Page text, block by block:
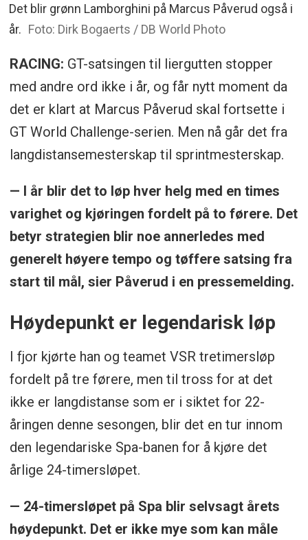
Det blir grønn Lamborghini på Marcus Påverud også i
år. Foto: Dirk Bogaerts / DB World Photo
RACING: GT-satsingen til liergutten stopper
med andre ord ikke i år, og får nytt moment da
det er klart at Marcus Påverud skal fortsette i
GT World Challenge-serien. Men nå går det fra
langdistansemesterskap til sprintmesterskap.
— I år blir det to løp hver helg med en times
varighet og kjøringen fordelt på to førere. Det
betyr strategien blir noe annerledes med
generelt høyere tempo og tøffere satsing fra
start til mål, sier Påverud i en pressemelding.
Høydepunkt er legendarisk løp
I fjor kjørte han og teamet VSR tretimersløp
fordelt på tre førere, men til tross for at det
ikke er langdistanse som er i siktet for 22-
åringen denne sesongen, blir det en tur innom
den legendariske Spa-banen for å kjøre det
årlige 24-timersløpet.
— 24-timersløpet på Spa blir selvsagt årets
høydepunkt. Det er ikke mye som kan måle